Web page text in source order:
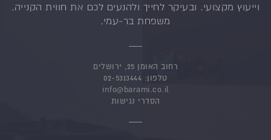
וייעוץ מקצועי. ובעיקר לחייך ולהנעים לכם את חווית הקנייה.
משפחת בר-עמי.
רחוב האומן 25, ירושלים
טלפון: 02-5313444
info@barami.co.il
הסדרי נגישות